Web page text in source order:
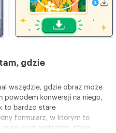
gdzie
wszędzie, gdzie obraz może
powodem konwersji na niego,
to bardzo stare
formularz, w którym to
wyjściem, które